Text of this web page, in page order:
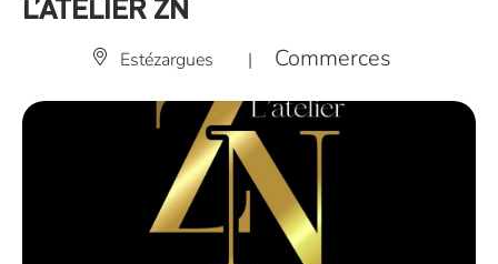
Estézargues | Commerces